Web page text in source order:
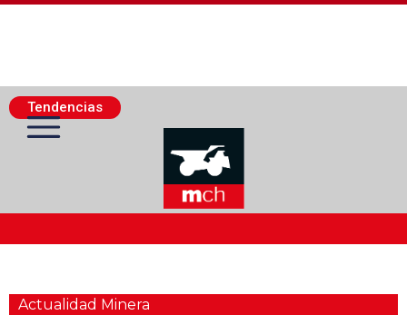
Tendencias
Actualidad Minera
Minería Superficie
Actualidad Minera